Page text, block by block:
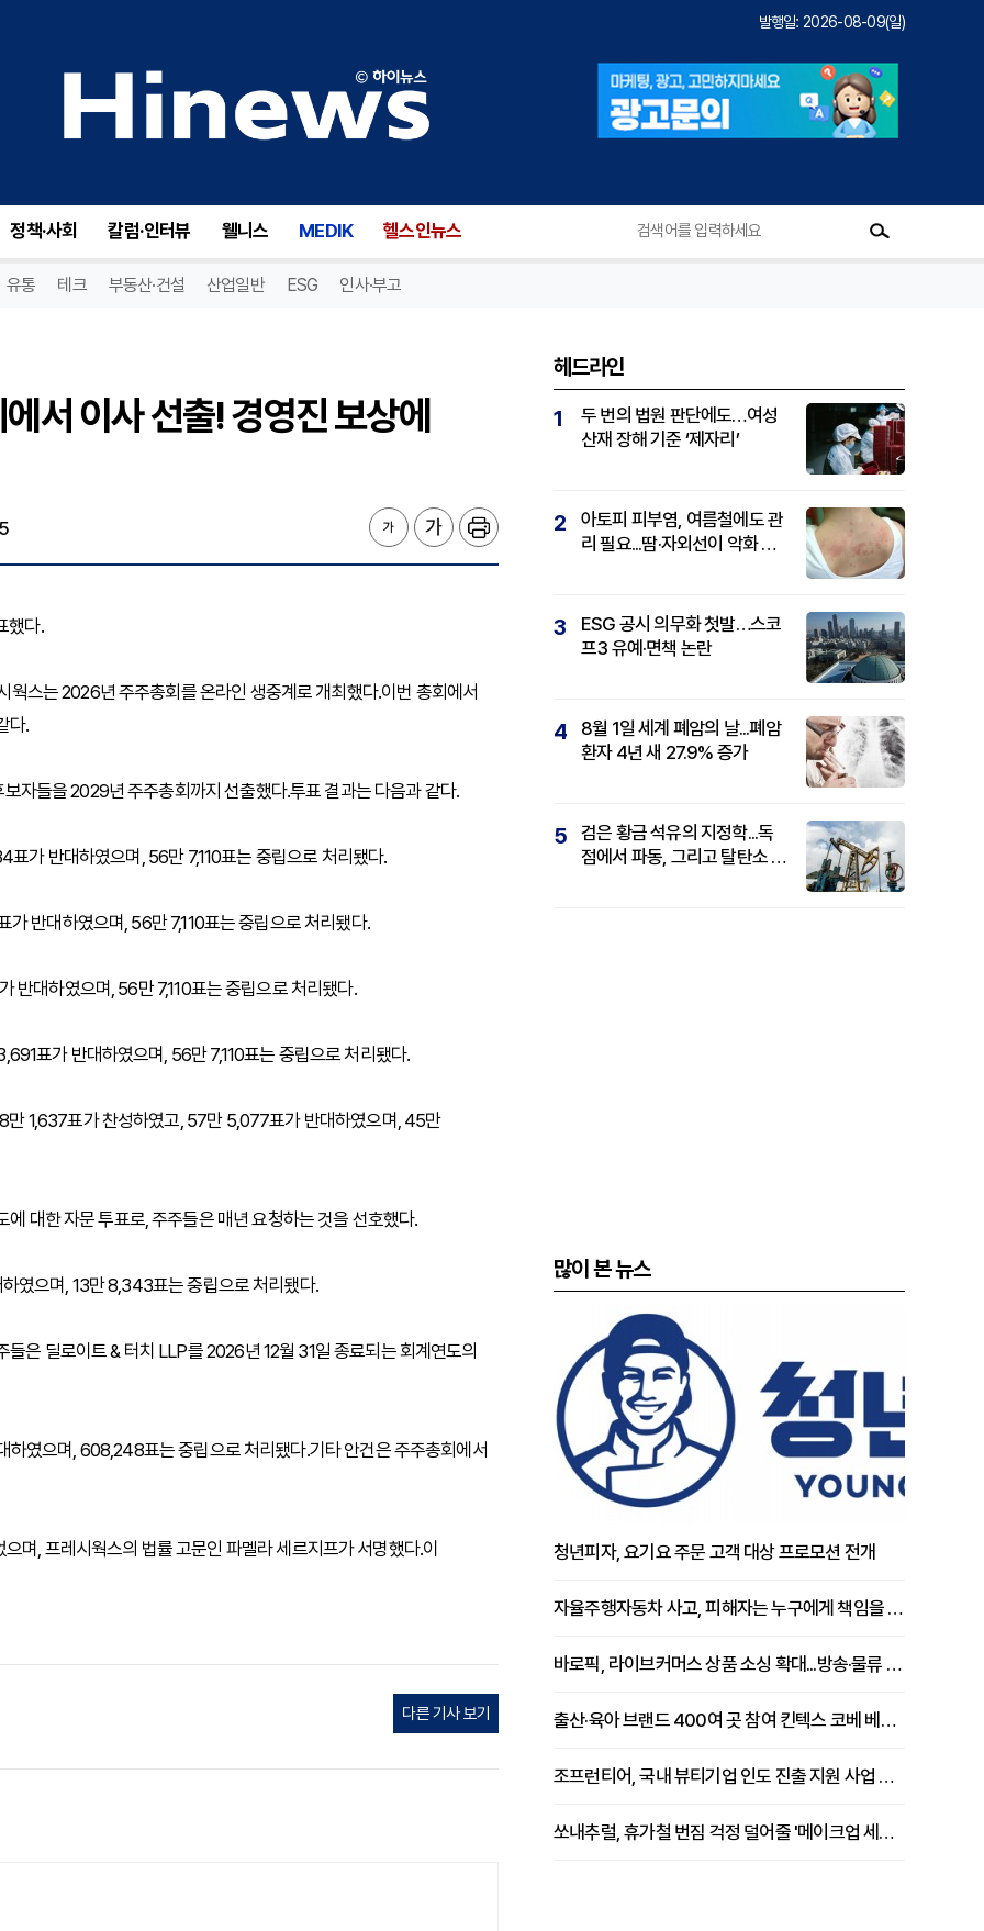
발행일: 2026-08-09(일)
정책·사회 칼럼·인터뷰 웰니스 MEDIK 헬스인뉴스
유통 테크 부동산·건설 산업일반 ESG 인사·부고
서 이사 선출! 경영진 보상에
했다.
스는 2026년 주주총회를 온라인 생중계로 개최했다.이번 총회에서
다.
자들을 2029년 주주총회까지 선출했다.투표 결과는 다음과 같다.
가 반대하였으며, 56만 7,110표는 중립으로 처리됐다.
반대하였으며, 56만 7,110표는 중립으로 처리됐다.
반대하였으며, 56만 7,110표는 중립으로 처리됐다.
표가 반대하였으며, 56만 7,110표는 중립으로 처리됐다.
1,637표가 찬성하였고, 57만 5,077표가 반대하였으며, 45만
대한 자문 투표로, 주주들은 매년 요청하는 것을 선호했다.
였으며, 13만 8,343표는 중립으로 처리됐다.
은 딜로이트 & 터치 LLP를 2026년 12월 31일 종료되는 회계연도의
였으며, 608,248표는 중립으로 처리됐다.기타 안건은 주주총회에서
며, 프레시웍스의 법률 고문인 파멜라 세르지프가 서명했다.이
다른 기사 보기
헤드라인
1
두 번의 법원 판단에도…여성
산재 장해 기준 ‘제자리’
2
아토피 피부염, 여름철에도 관
리 필요...땀·자외선이 악화 요
3
ESG 공시 의무화 첫발…스코
프3 유예·면책 논란
4
8월 1일 세계 폐암의 날...폐암
환자 4년 새 27.9% 증가
5
검은 황금 석유의 지정학...독
점에서 파동, 그리고 탈탄소 패
많이 본 뉴스
청년피자, 요기요 주문 고객 대상 프로모션 전개
자율주행자동차 사고, 피해자는 누구에게 책임을 물을 수 있을까
바로픽, 라이브커머스 상품 소싱 확대...방송·물류 원스톱 지원 강화
출산·육아 브랜드 400여 곳 참여 킨텍스 코베 베이비페어 개막
조프런티어, 국내 뷰티기업 인도 진출 지원 사업 추진
쏘내추럴, 휴가철 번짐 걱정 덜어줄 '메이크업 세팅 멀티 매직 실러' 제안